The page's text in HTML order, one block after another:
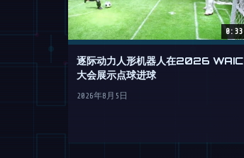
0:33
逐际动力人形机器人在2026 WAIC
大会展示点球进球
2026年8月5日